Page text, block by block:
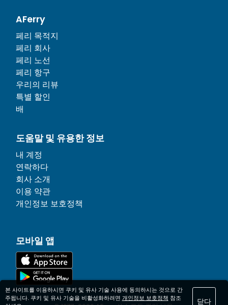
AFerry
페리 목적지
페리 회사
페리 노선
페리 항구
우리의 리뷰
특별 할인
배
도움말 및 유용한 정보
내 계정
연락하다
회사 소개
이용 약관
개인정보 보호정책
모바일 앱
본 사이트를 이용하시면 쿠키 및 유사 기술 사용에 동의하시는 것으로 간
주됩니다. 쿠키 및 유사 기술을 비활성화하려면 개인정보 보호정책 참조
닫다